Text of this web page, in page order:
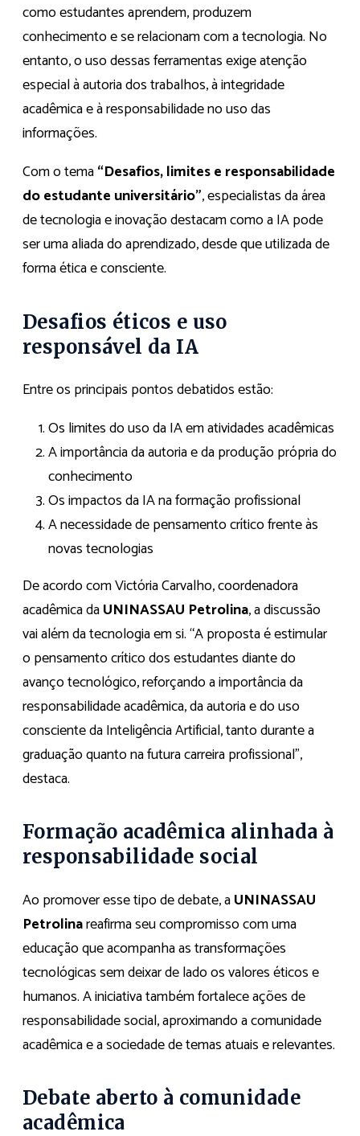
como estudantes aprendem, produzem
conhecimento e se relacionam com a tecnologia. No
entanto, o uso dessas ferramentas exige atenção
especial à autoria dos trabalhos, à integridade
acadêmica e à responsabilidade no uso das
informações.
Com o tema“Desafios, limites e responsabilidade
do estudante universitário”, especialistas da área
de tecnologia e inovação destacam como a IA pode
ser uma aliada do aprendizado, desde que utilizada de
forma ética e consciente.
Desafios éticos e uso
responsável da IA
Entre os principais pontos debatidos estão:
Os limites do uso da IA em atividades acadêmicas
A importância da autoria e da produção própria do
conhecimento
Os impactos da IA na formação profissional
A necessidade de pensamento crítico frente às
novas tecnologias
De acordo com Victória Carvalho, coordenadora
acadêmica daUNINASSAU Petrolina, a discussão
vai além da tecnologia em si. “A proposta é estimular
o pensamento crítico dos estudantes diante do
avanço tecnológico, reforçando a importância da
responsabilidade acadêmica, da autoria e do uso
consciente da Inteligência Artificial, tanto durante a
graduação quanto na futura carreira profissional”,
destaca.
Formação acadêmica alinhada à
responsabilidade social
Ao promover esse tipo de debate, aUNINASSAU
Petrolinareafirma seu compromisso com uma
educação que acompanha as transformações
tecnológicas sem deixar de lado os valores éticos e
humanos. A iniciativa também fortalece ações de
responsabilidade social, aproximando a comunidade
acadêmica e a sociedade de temas atuais e relevantes.
Debate aberto à comunidade
acadêmica